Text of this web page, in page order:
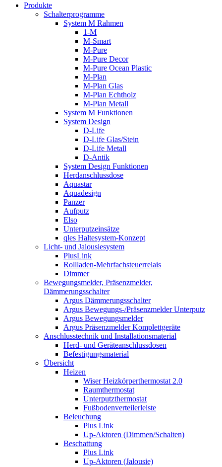
Produkte
Schalterprogramme
System M Rahmen
1-M
M-Smart
M-Pure
M-Pure Decor
M-Pure Ocean Plastic
M-Plan
M-Plan Glas
M-Plan Echtholz
M-Plan Metall
System M Funktionen
System Design
D-Life
D-Life Glas/Stein
D-Life Metall
D-Antik
System Design Funktionen
Herdanschlussdose
Aquastar
Aquadesign
Panzer
Aufputz
Elso
Unterputzeinsätze
qles Haltesystem-Konzept
Licht- und Jalousiesystem
PlusLink
Rollladen-Mehrfachsteuerrelais
Dimmer
Bewegungsmelder, Präsenzmelder,
Dämmerungsschalter
Argus Dämmerungsschalter
Argus Bewegungs-/Präsenzmelder Unterputz
Argus Bewegungsmelder
Argus Präsenzmelder Komplettgeräte
Anschlusstechnik und Installationsmaterial
Herd- und Geräteanschlussdosen
Befestigungsmaterial
Übersicht
Heizen
Wiser Heizkörperthermostat 2.0
Raumthermostat
Unterputzthermostat
Fußbodenverteilerleiste
Beleuchung
Plus Link
Up-Aktoren (Dimmen/Schalten)
Beschattung
Plus Link
Up-Aktoren (Jalousie)